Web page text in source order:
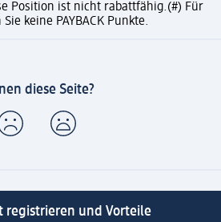
Position ist nicht rabattfähig.(#) Für
keine PAYBACK Punkte.
diese Seite?
registrieren und Vorteile